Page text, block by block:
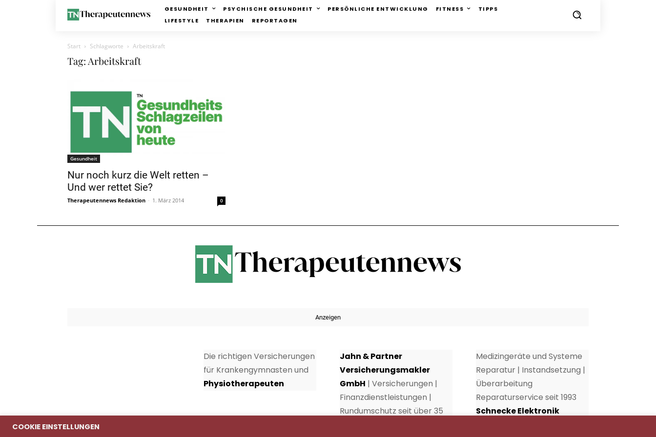
GESUNDHEIT PSYCHISCHE GESUNDHEIT PERSÖNLICHE ENTWICKLUNG FITNESS
TIPPS
LIFESTYLE
THERAPIEN REPORTAGEN
Start Schlagworte Arbeitskraft
Tag: Arbeitskraft
Gesundheit
Nur noch kurz die Welt retten –
Und wer rettet Sie?
Therapeutennews Redaktion - 1. März 2014 0
Anzeigen
Die richtigen Versicherungen
für Krankengymnasten und
Physiotherapeuten
Jahn & Partner
Versicherungsmakler
GmbH | Versicherungen |
Finanzdienstleistungen |
Rundumschutz seit über 35
Medizingeräte und Systeme
Reparatur | Instandsetzung |
Überarbeitung
Reparaturservice seit 1993
Schnecke Elektronik
COOKIE EINSTELLUNGEN